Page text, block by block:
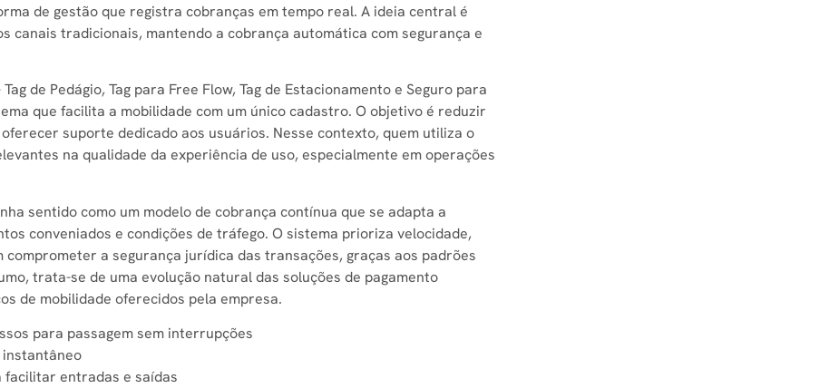
de gestão que registra cobranças em tempo real. A ideia central é
canais tradicionais, mantendo a cobrança automática com segurança e
de Pedágio, Tag para Free Flow, Tag de Estacionamento e Seguro para
que facilita a mobilidade com um único cadastro. O objetivo é reduzir
suporte dedicado aos usuários. Nesse contexto, quem utiliza o
na qualidade da experiência de uso, especialmente em operações
sentido como um modelo de cobrança contínua que se adapta a
conveniados e condições de tráfego. O sistema prioriza velocidade,
a segurança jurídica das transações, graças aos padrões
trata-se de uma evolução natural das soluções de pagamento
de mobilidade oferecidos pela empresa.
para passagem sem interrupções
facilitar entradas e saídas